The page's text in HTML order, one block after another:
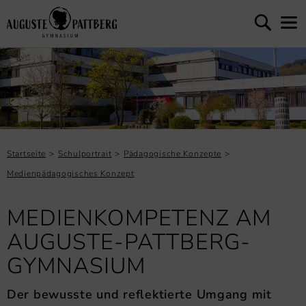
Startseite Schulportrait
Pädagogische Konzepte
Medienpädagogisches Konzept
MEDIENKOMPETENZ AM
AUGUSTE-PATTBERG-
GYMNASIUM
Der bewusste und reflektierte Umgang mit